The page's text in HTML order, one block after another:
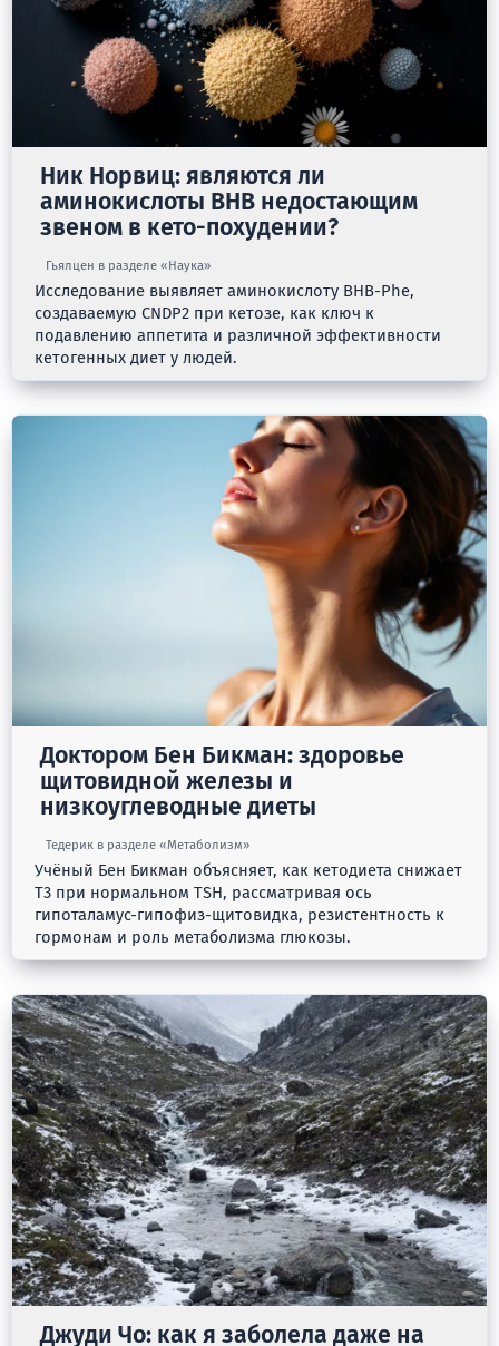
Ник Норвиц: являются ли
аминокислоты BHB недостающим
звеном в кето-похудении?
Гьялцен в разделе «Наука»
Исследование выявляет аминокислоту BHB-Phe,
создаваемую CNDP2 при кетозе, как ключ к
подавлению аппетита и различной эффективности
кетогенных диет у людей.
Доктором Бен Бикман: здоровье
щитовидной железы и
низкоуглеводные диеты
Тедерик в разделе «Метаболизм»
Учёный Бен Бикман объясняет, как кетодиета снижает
Т3 при нормальном TSH, рассматривая ось
гипоталамус-гипофиз-щитовидка, резистентность к
гормонам и роль метаболизма глюкозы.
Джуди Чо: как я заболела даже на